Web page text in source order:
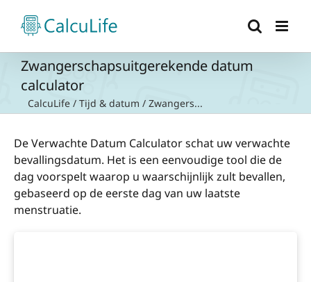
naar
inhoud
Zwangerschapsuitgerekende datum
calculator
CalcuLife / Tijd & datum / Zwangers...
De Verwachte Datum Calculator schat uw verwachte
bevallingsdatum. Het is een eenvoudige tool die de
dag voorspelt waarop u waarschijnlijk zult bevallen,
gebaseerd op de eerste dag van uw laatste
menstruatie.